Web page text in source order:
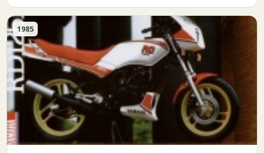
1985